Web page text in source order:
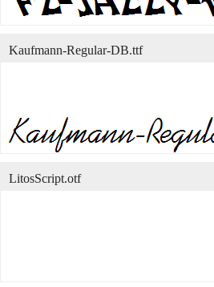
Kaufmann-Regular-DB.ttf
LitosScript.otf